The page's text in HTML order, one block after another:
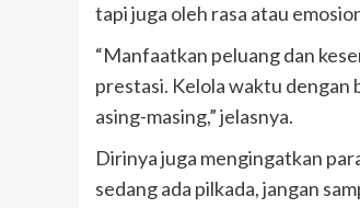
tapi juga oleh rasa atau
“Manfaatkan peluang dan
prestasi. Kelola waktu dengan
asing-masing,” jelasnya.
Dirinya juga mengingatkan
sedang ada pilkada, jangan